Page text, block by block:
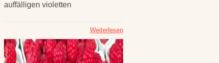
auffälligen violetten
Weiterlesen